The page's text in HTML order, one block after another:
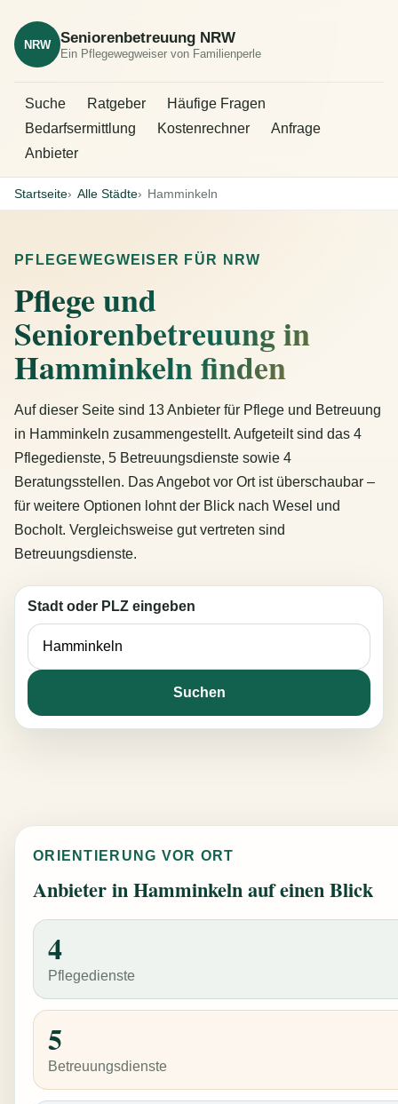
NRW Seniorenbetreuung NRW
Ein Pflegewegweiser von Familienperle
Suche Ratgeber
Häufige Fragen
Bedarfsermittlung
Kostenrechner
Anfrage
Anbieter
Startseite Alle Städte Hamminkeln
PFLEGEWEGWEISER FÜR NRW
Pflege und
Seniorenbetreuung in
Hamminkeln finden
Auf dieser Seite sind 13 Anbieter für Pflege und Betreuung
in Hamminkeln zusammengestellt. Aufgeteilt sind das 4
Pflegedienste, 5 Betreuungsdienste sowie 4
Beratungsstellen. Das Angebot vor Ort ist überschaubar –
für weitere Optionen lohnt der Blick nach Wesel und
Bocholt. Vergleichsweise gut vertreten sind
Betreuungsdienste.
Stadt oder PLZ eingeben
Suchen
ORIENTIERUNG VOR ORT
Anbieter in Hamminkeln auf einen Blick
4
Pflegedienste
5
Betreuungsdienste